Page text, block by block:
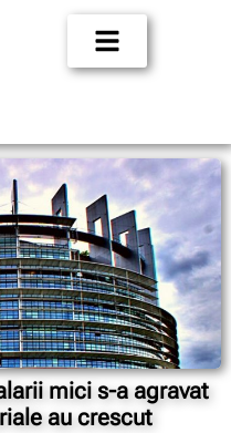
mici s-a agravat
au crescut